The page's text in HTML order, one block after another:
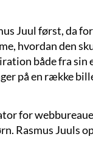
Juul først, da
hvordan den
både fra
på en række
for
Rasmus Juuls